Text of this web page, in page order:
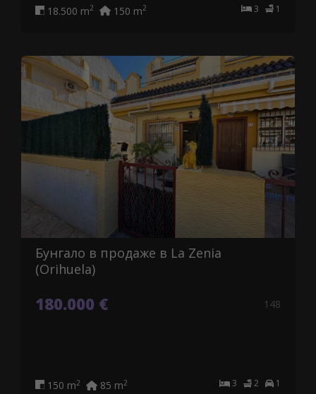
3 1
18.500 m2 150 m2
Бунгало в продаже в La Zenia
(Orihuela)
180.000 € 148
3 2 1
150 m2 85 m2